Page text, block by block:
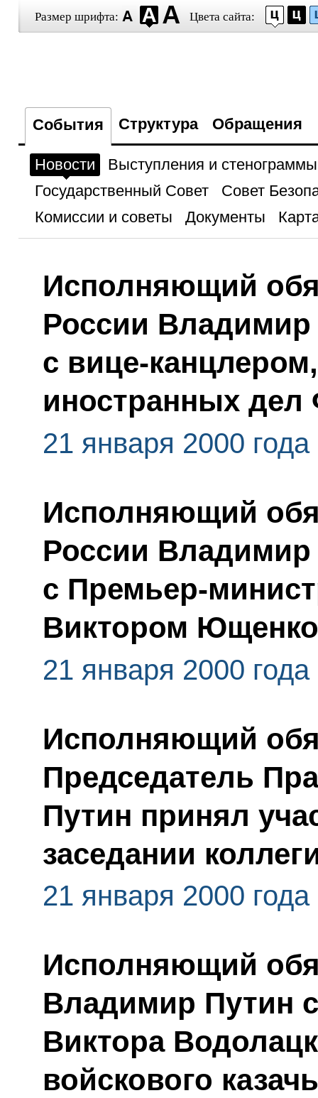
Размер шрифта: Цвета сайта:
События Структура Обращения
Новости
Выступления и стенограммы
Государственный Совет
Совет
Комиссии и советы
Документы
Исполняющий
России Владимир
с вице-
иностранных
21 января 2000 года
Исполняющий
России Владимир
с Премьер-
Виктором Ющенко
21 января 2000 года
Исполняющий
Председатель
Путин принял
заседании
21 января 2000 года
Исполняющий
Владимир Путин
Виктора
войскового